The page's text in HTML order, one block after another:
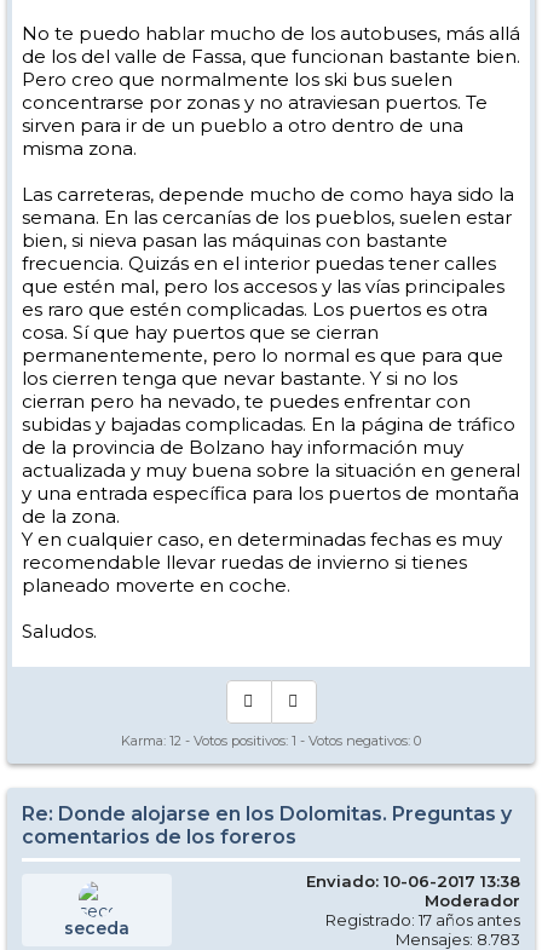
No te puedo hablar mucho de los autobuses, más allá
de los del valle de Fassa, que funcionan bastante bien.
Pero creo que normalmente los ski bus suelen
concentrarse por zonas y no atraviesan puertos. Te
sirven para ir de un pueblo a otro dentro de una
misma zona.
Las carreteras, depende mucho de como haya sido la
semana. En las cercanías de los pueblos, suelen estar
bien, si nieva pasan las máquinas con bastante
frecuencia. Quizás en el interior puedas tener calles
que estén mal, pero los accesos y las vías principales
es raro que estén complicadas. Los puertos es otra
cosa. Sí que hay puertos que se cierran
permanentemente, pero lo normal es que para que
los cierren tenga que nevar bastante. Y si no los
cierran pero ha nevado, te puedes enfrentar con
subidas y bajadas complicadas. En la página de tráfico
de la provincia de Bolzano hay información muy
actualizada y muy buena sobre la situación en general
y una entrada específica para los puertos de montaña
de la zona.
Y en cualquier caso, en determinadas fechas es muy
recomendable llevar ruedas de invierno si tienes
planeado moverte en coche.
Saludos.
Karma: 12 - Votos positivos: 1 - Votos negativos: 0
Re: Donde alojarse en los Dolomitas. Preguntas y
comentarios de los foreros
seceda
Enviado: 10-06-2017 13:38
Moderador
Registrado: 17 años antes
Mensajes: 8.783